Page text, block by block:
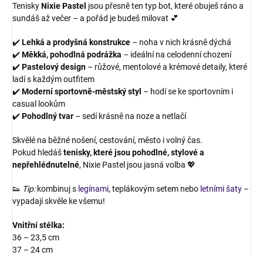
TeniskyNixie Pastel jsou přesně ten typ bot, které obuješ ráno a
sundáš až večer – a pořád je budeš milovat 💕
✔️Lehká a prodyšná konstrukce – noha v nich krásně dýchá
✔️Měkká, pohodlná podrážka – ideální na celodenní chození
✔️Pastelový design – růžové, mentolové a krémové detaily, které
ladí s každým outfitem
✔️Moderní sportovně-městský styl – hodí se ke sportovním i
casual lookům
✔️Pohodlný tvar – sedí krásně na noze a netlačí
Skvělé na běžné nošení, cestování, město i volný čas.
Pokud hledáštenisky, které jsou pohodlné, stylové a
nepřehlédnutelné, Nixie Pastel jsou jasná volba 💖
👟 Tip:kombinuj s legínami, teplákovým setem nebo letními šaty –
vypadají skvěle ke všemu!
Vnitřní stélka:
36 – 23,5 cm
37 – 24 cm